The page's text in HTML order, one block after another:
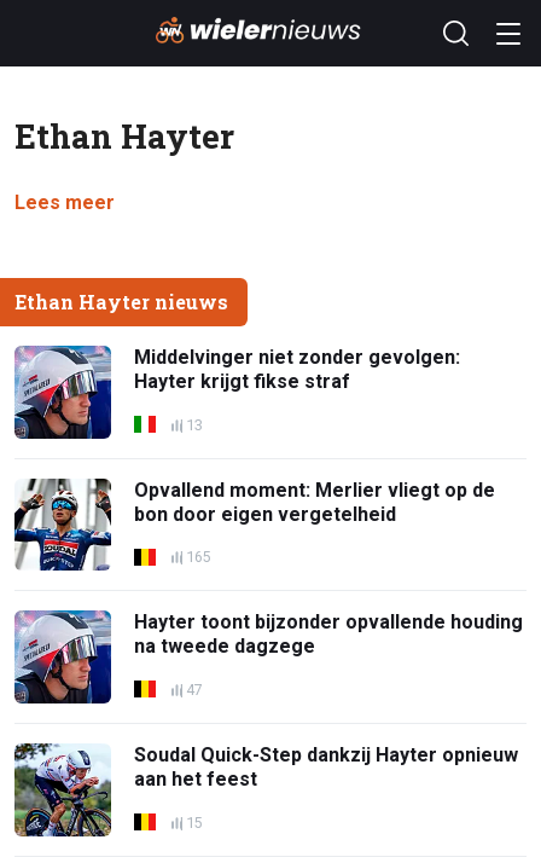
Ethan Hayter
Lees meer
Ethan Hayter nieuws
Middelvinger niet zonder gevolgen:
Hayter krijgt fikse straf
13
Opvallend moment: Merlier vliegt op de
bon door eigen vergetelheid
165
Hayter toont bijzonder opvallende houding
na tweede dagzege
47
Soudal Quick-Step dankzij Hayter opnieuw
aan het feest
15